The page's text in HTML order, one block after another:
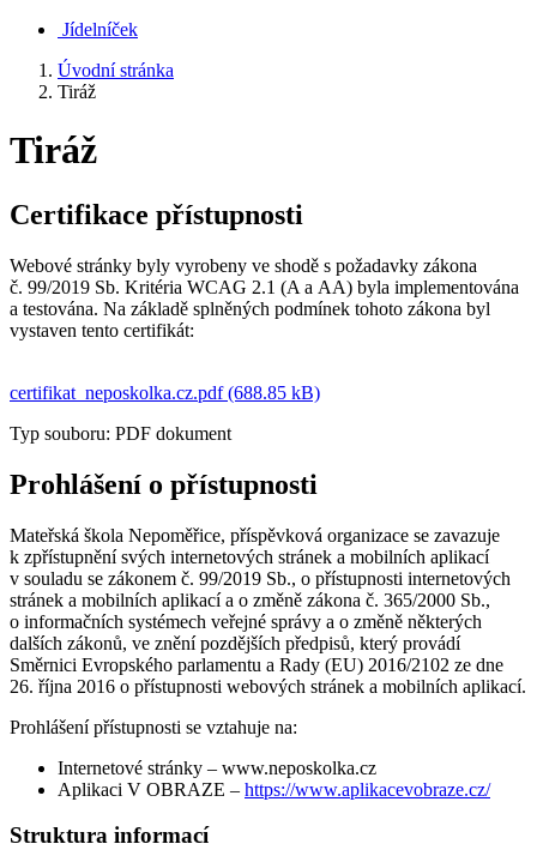
Jídelníček
Úvodní stránka
Tiráž
Tiráž
Certifikace přístupnosti
Webové stránky byly vyrobeny ve shodě s požadavky zákona
č. 99/2019 Sb. Kritéria WCAG 2.1 (A a AA) byla implementována
a testována. Na základě splněných podmínek tohoto zákona byl
vystaven tento certifikát:
certifikat_neposkolka.cz.pdf (688.85 kB)
Typ souboru: PDF dokument
Prohlášení o přístupnosti
Mateřská škola Nepoměřice, příspěvková organizace se zavazuje
k zpřístupnění svých internetových stránek a mobilních aplikací
v souladu se zákonem č. 99/2019 Sb., o přístupnosti internetových
stránek a mobilních aplikací a o změně zákona č. 365/2000 Sb.,
o informačních systémech veřejné správy a o změně některých
dalších zákonů, ve znění pozdějších předpisů, který provádí
Směrnici Evropského parlamentu a Rady (EU) 2016/2102 ze dne
26. října 2016 o přístupnosti webových stránek a mobilních aplikací.
Prohlášení přístupnosti se vztahuje na:
Internetové stránky – www.neposkolka.cz
Aplikaci V OBRAZE – https://www.aplikacevobraze.cz/
Struktura informací